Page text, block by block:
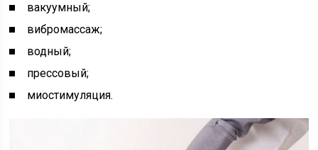
вакуумный;
вибромассаж;
водный;
прессовый;
миостимуляция.